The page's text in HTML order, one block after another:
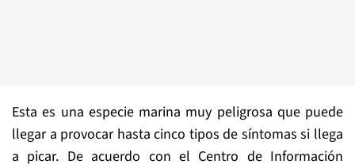
Esta es una especie marina muy peligrosa que puede
llegar a provocar hasta cinco tipos de síntomas si llega
a picar. De acuerdo con el Centro de Información